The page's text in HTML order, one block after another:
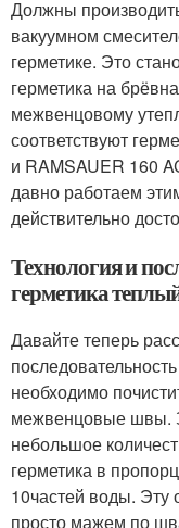
Должны
вакуумном
герметике. Это
герметика на
межвенцовому
соответствуют
и RAMSAUER 160
давно работаем
действительно
Технология и
герметика
Давайте теперь
необходимо
межвенцовые швы.
небольшое
герметика в
10частей воды.
просто мажем по